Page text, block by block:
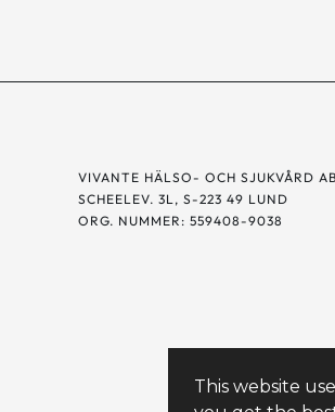
This website
VIVANTE HÄLSO- OCH SJUKVÅRD AB
SCHEELEV. 3L, S-223 49 LUND
ORG. NUMMER: 559408-9038